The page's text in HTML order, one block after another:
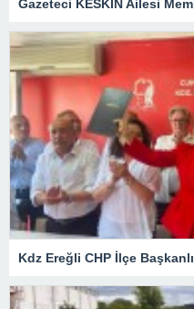
Kdz Ereğli CHP İlçe